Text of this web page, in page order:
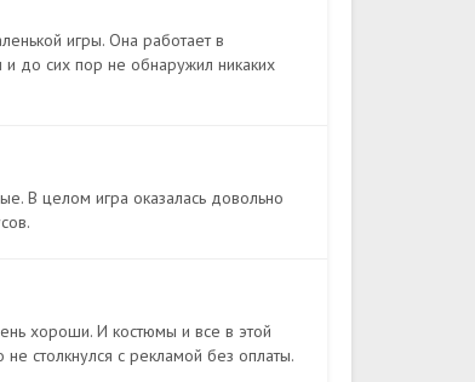
игры. Она работает в
до сих пор не обнаружил никаких
В целом игра оказалась довольно
хороши. И костюмы и все в этой
столкнулся с рекламой без оплаты.